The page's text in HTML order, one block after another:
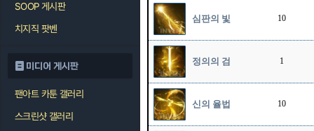
SOOP 게시판
치지직 팟벤
미디어 게시판
팬아트 카툰 갤러리
스크린샷 갤러리
심판의 빛 10
정의의 검 1
신의 율법 10